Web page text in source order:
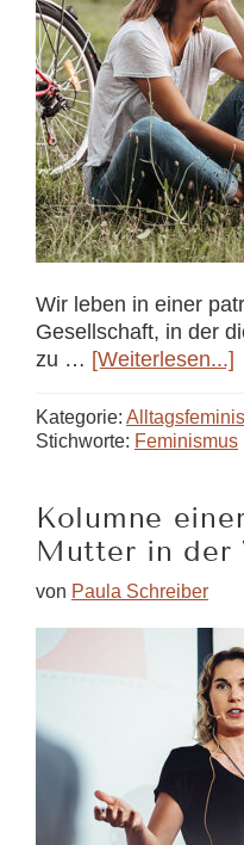
Wir leben in einer
Gesellschaft, in der
zu … [Weiterlesen...]
Kategorie:
Stichworte: Feminismus
Kolumne
Mutter in der
von Paula Schreiber